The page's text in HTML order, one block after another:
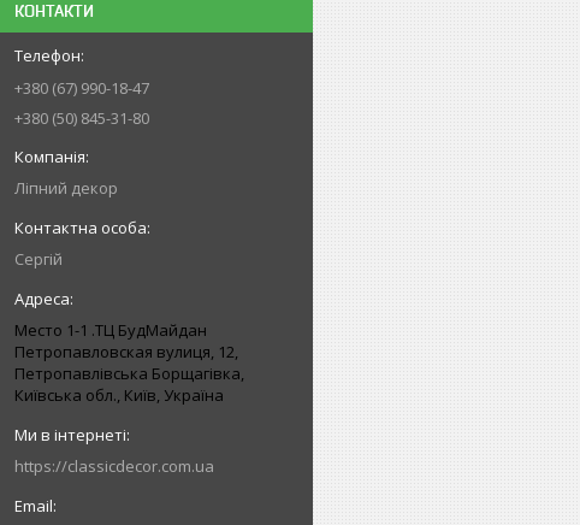
КОНТАКТИ
+380 (67) 990-18-47
+380 (50) 845-31-80
Ліпний декор
Сергій
Место 1-1 .ТЦ БудМайдан
Петропавловская вулиця, 12,
Петропавлівська Борщагівка,
Київська обл., Київ, Україна
https://classicdecor.com.ua